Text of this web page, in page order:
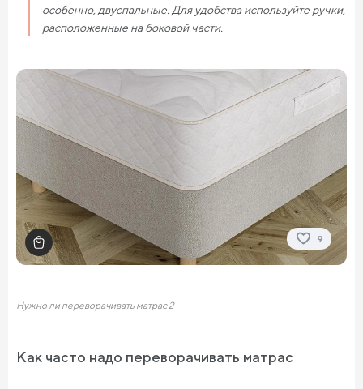
особенно, двуспальные. Для удобства используйте ручки,
расположенные на боковой части.
9
Нужно ли переворачивать матрас 2
Как часто надо переворачивать матрас